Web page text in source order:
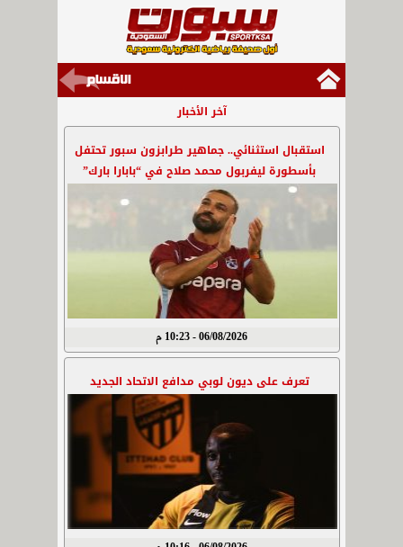
آخر الأخبار
استقبال استثنائي.. جماهير طرابزون سبور تحتفل
بأسطورة ليفربول محمد صلاح في “بابارا بارك”
06/08/2026 - 10:23 م
تعرف على ديون لوبي مدافع الاتحاد الجديد